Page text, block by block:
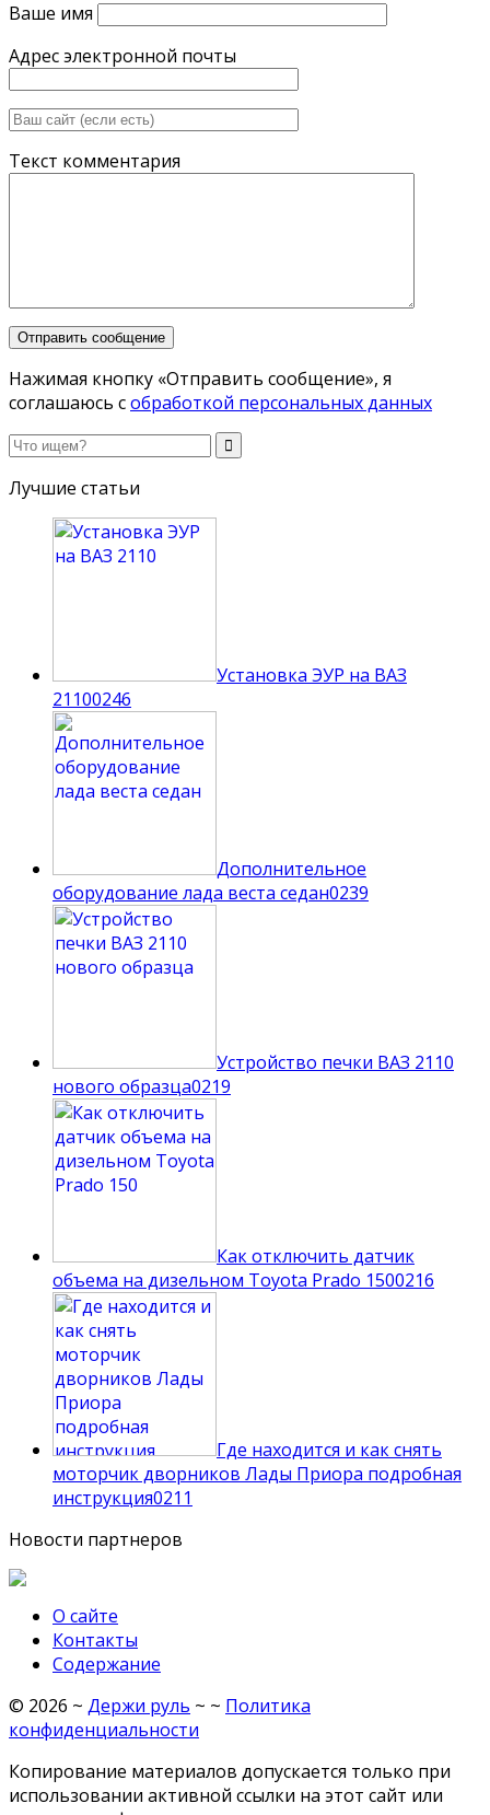
Ваше имя
Адрес электронной почты
Текст комментария
Нажимая кнопку «Отправить сообщение», я
соглашаюсь собработкой персональных данных
Лучшие статьи
Установка ЭУР на ВАЗ
21100246
Дополнительное
оборудование лада веста седан0239
Устройство печки ВАЗ 2110
нового образца0219
Как отключить датчик
объема на дизельном Toyota Prado 1500216
Где находится и как снять
моторчик дворников Лады Приора подробная
инструкция0211
Новости партнеров
О сайте
Контакты
Содержание
© 2026 ~ Держи руль ~ ~ Политика
конфиденциальности
Копирование материалов допускается только при
использовании активной ссылки на этот сайт или